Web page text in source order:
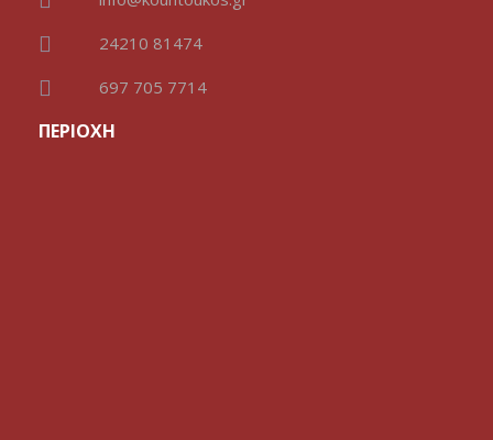
24210 81474
697 705 7714
ΠΕΡΙΟΧΗ